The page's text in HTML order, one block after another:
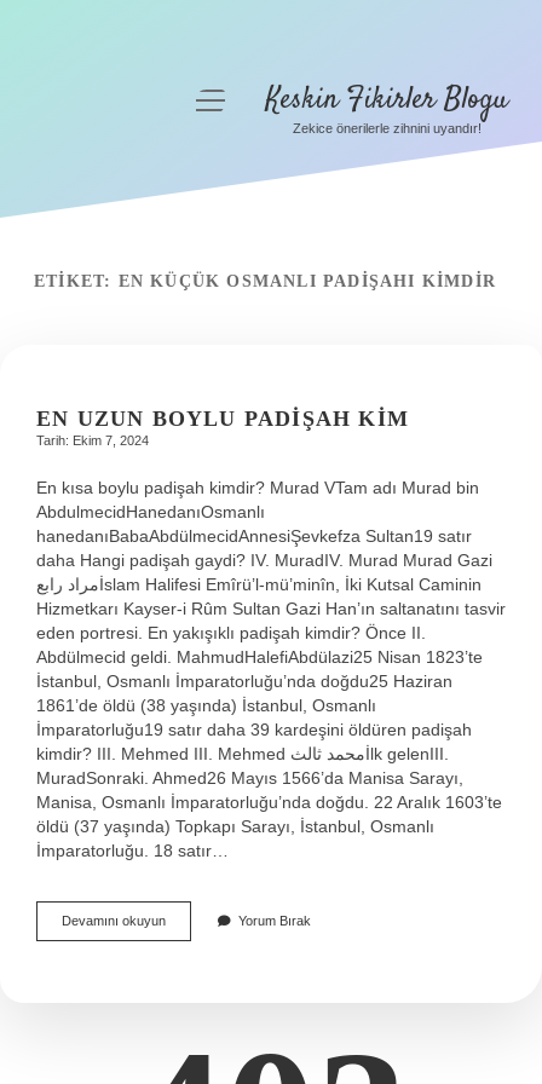
Gizlilik Politikası
menüyü
aç
Keskin Fikirler Blogu
Zekice önerilerle zihnini uyandır!
ETIKET: EN KÜÇÜK OSMANLI PADIŞAHI KIMDIR
EN UZUN BOYLU PADIŞAH KIM
Tarih: Ekim 7, 2024
En kısa boylu padişah kimdir? Murad VTam adı Murad bin
AbdulmecidHanedanıOsmanlı
hanedanıBabaAbdülmecidAnnesiŞevkefza Sultan19 satır
daha Hangi padişah gaydi? IV. MuradIV. Murad Murad Gazi
مراد رابعİslam Halifesi Emîrü’l-mü’minîn, İki Kutsal Caminin
Hizmetkarı Kayser-i Rûm Sultan Gazi Han’ın saltanatını tasvir
eden portresi. En yakışıklı padişah kimdir? Önce II.
Abdülmecid geldi. MahmudHalefiAbdülazi25 Nisan 1823’te
İstanbul, Osmanlı İmparatorluğu’nda doğdu25 Haziran
1861’de öldü (38 yaşında) İstanbul, Osmanlı
İmparatorluğu19 satır daha 39 kardeşini öldüren padişah
kimdir? III. Mehmed III. Mehmed محمد ثالثİlk gelenIII.
MuradSonraki. Ahmed26 Mayıs 1566’da Manisa Sarayı,
Manisa, Osmanlı İmparatorluğu’nda doğdu. 22 Aralık 1603’te
öldü (37 yaşında) Topkapı Sarayı, İstanbul, Osmanlı
İmparatorluğu. 18 satır…
Devamını okuyunEn
Uzun
Yorum Bırak